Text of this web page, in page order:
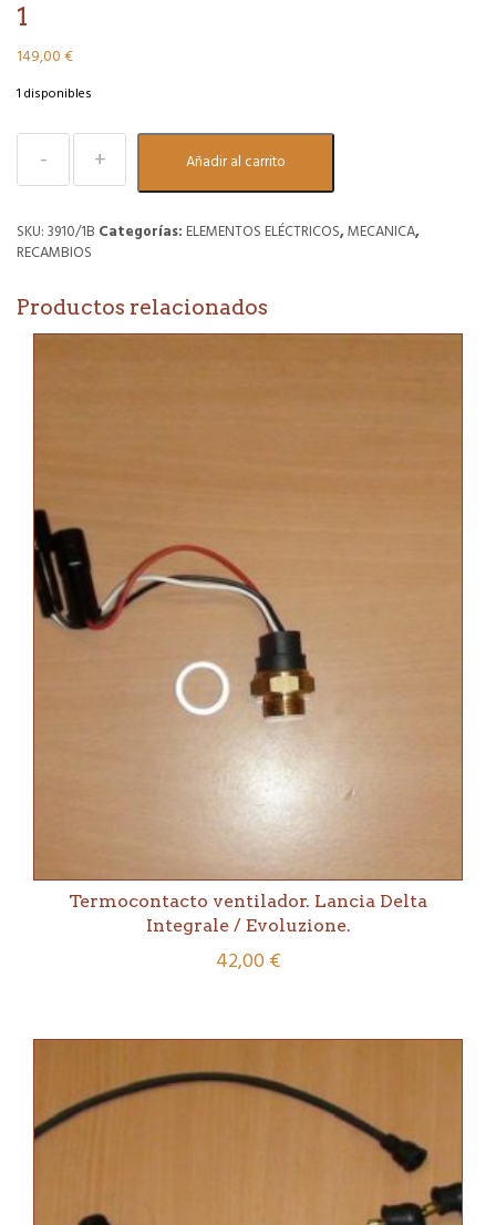
1
149,00€
1 disponibles
Sensor
fase.
8v/16v/Evo
1
Añadir al carrito
SKU:3910/1B Categorías: ELEMENTOS ELÉCTRICOS,MECANICA,
RECAMBIOS
Productos relacionados
Termocontacto ventilador. Lancia Delta
Integrale / Evoluzione.
42,00€